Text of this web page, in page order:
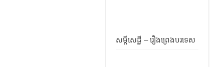
សម្តីសេដ្ឋី – រឿងព្រេងបរទេស